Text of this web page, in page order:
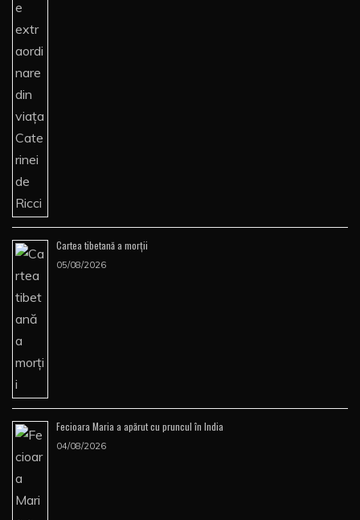
Cartea tibetană a morţii
05/08/2026
Fecioara Maria a apărut cu pruncul în India
04/08/2026